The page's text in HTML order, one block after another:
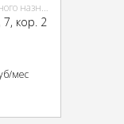
Инвестиции в помещение свободного назначения (ПСН)
7, кор. 2
мес